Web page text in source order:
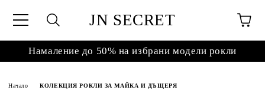
JN SECRET
Намаление до 50% на избрани модели рокли
Начало КОЛЕКЦИЯ РОКЛИ ЗА МАЙКА И ДЪЩЕРЯ